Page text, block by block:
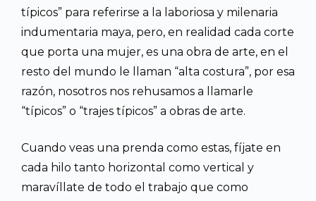
típicos” para referirse a la laboriosa y milenaria
indumentaria maya, pero, en realidad cada corte
que porta una mujer, es una obra de arte, en el
resto del mundo le llaman “alta costura”, por esa
razón, nosotros nos rehusamos a llamarle
“típicos” o “trajes típicos” a obras de arte.
Cuando veas una prenda como estas, fíjate en
cada hilo tanto horizontal como vertical y
maravíllate de todo el trabajo que como